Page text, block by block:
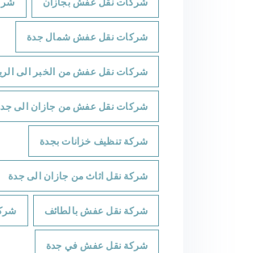
شركات نقل عفش شمال جدة
شركات نقل عفش من الخبر الى
شركات نقل عفش من جازان الى
شركة تنظيف خزانات بجدة
شركة نقل اثاث من جازان الى جدة
شركة نقل عفش بالطائف
شركة نقل عفش في جدة